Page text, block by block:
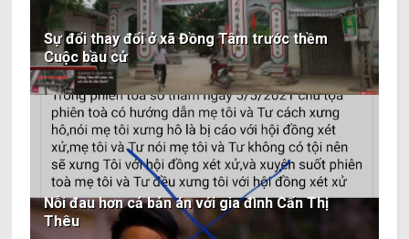
Sự đổi thay đổi ở xã Đồng Tâm trước thềm
Cuộc bầu cử
Nỗi đau hơn cả bản án với gia đình Cấn Thị
Thêu